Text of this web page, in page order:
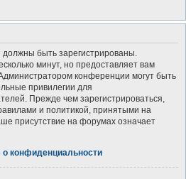
быть зарегистрированы.
минут, но предоставляет вам
конференции могут быть
привилегии для
Прежде чем зарегистрироваться,
и политикой, принятыми на
присутствие на форумах означает
конфиденциальности